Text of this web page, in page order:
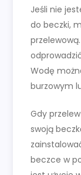
Jeśli nie
do beczki,
Wodę
burzowym
Gdy
swoją
beczce w